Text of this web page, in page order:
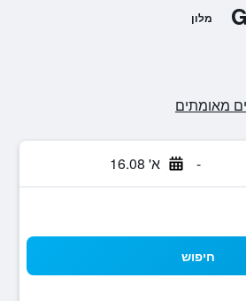
מלון
- א' 16.08
חיפוש